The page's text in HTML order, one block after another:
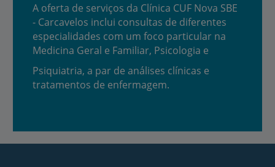
A oferta de serviços da Clínica CUF Nova SBE
- Carcavelos inclui consultas de diferentes
especialidades com um foco particular na
Medicina Geral e Familiar, Psicologia e
Psiquiatria, a par de análises clínicas e
tratamentos de enfermagem.